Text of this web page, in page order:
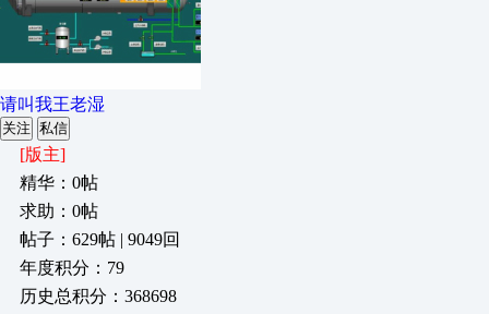
请叫我王老湿
关注 私信
[版主]
精华：0帖
求助：0帖
帖子：629帖 | 9049回
年度积分：79
历史总积分：368698